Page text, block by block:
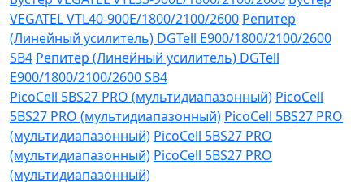
VEGATEL VTL40-900E/1800/2100/2600 Репитер
(Линейный усилитель) DGTell Е900/1800/2100/2600
SB4 Репитер (Линейный усилитель) DGTell
Е900/1800/2100/2600 SB4
PicoCell 5BS27 PRO (мультидиапазонный) PicoCell
5BS27 PRO (мультидиапазонный) PicoCell 5BS27 PRO
(мультидиапазонный) PicoCell 5BS27 PRO
(мультидиапазонный) PicoCell 5BS27 PRO
(мультидиапазонный)